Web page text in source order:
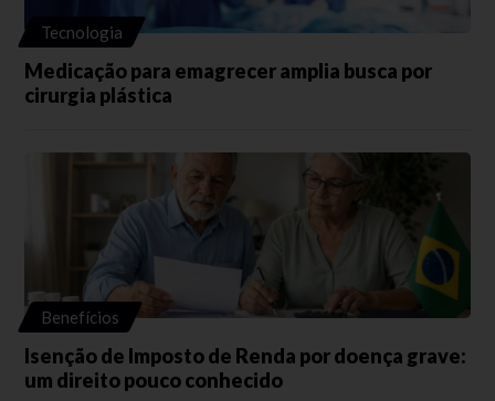
Tecnologia
Medicação para emagrecer amplia busca por
cirurgia plástica
Benefícios
Isenção de Imposto de Renda por doença grave:
um direito pouco conhecido